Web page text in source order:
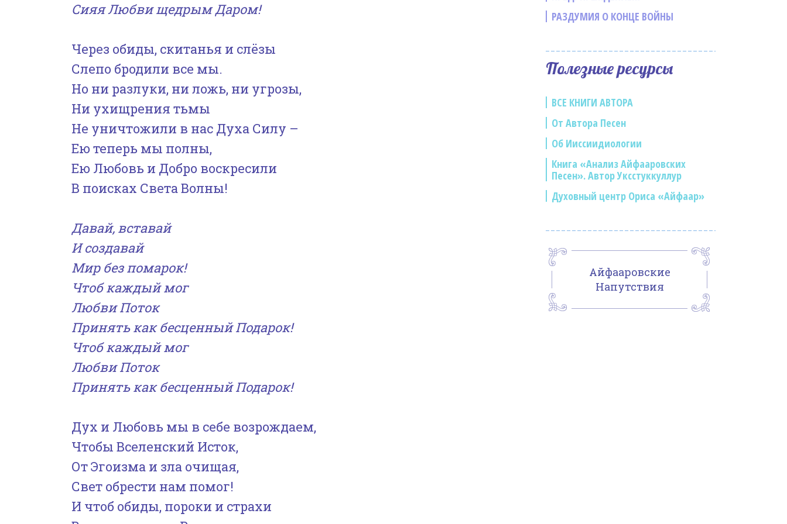
Сияя Любви щедрым Даром!
Через обиды, скитанья и слёзы
Слепо бродили все мы.
Но ни разлуки, ни ложь, ни угрозы,
Ни ухищрения тьмы
Не уничтожили в нас Духа Силу –
Ею теперь мы полны,
Ею Любовь и Добро воскресили
В поисках Света Волны!
Давай, вставай
И создавай
Мир без помарок!
Чтоб каждый мог
Любви Поток
Принять как бесценный Подарок!
Чтоб каждый мог
Любви Поток
Принять как бесценный Подарок!
Дух и Любовь мы в себе возрождаем,
Чтобы Вселенский Исток,
От Эгоизма и зла очищая,
Свет обрести нам помог!
И чтоб обиды, пороки и страхи
РАЗДУМИЯ О КОНЦЕ ВОЙНЫ
Полезные ресурсы
ВСЕ КНИГИ АВТОРА
От Автора Песен
Об Ииссиидиологии
Книга «Анализ Айфааровских
Песен». Автор Уксстуккуллур
Духовный центр Ориса «Айфаар»
Айфааровские
Напутствия